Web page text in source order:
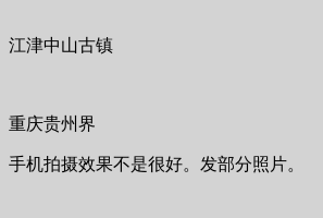
江津中山古镇
重庆贵州界
手机拍摄效果不是很好。发部分照片。